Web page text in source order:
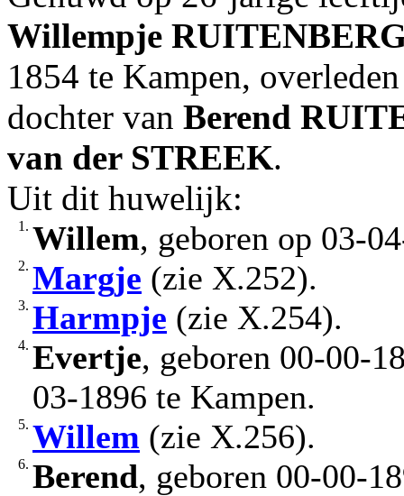
Willempje
1854 te Kampen,
dochter van Berend
van der STREEK.
Uit dit huwelijk:
1. Willem, geboren op 03-
2. Margje (zie X.252).
3. Harmpje (zie X.254).
4. Evertje, geboren 00-00-
03-1896 te Kampen.
5. Willem (zie X.256).
6. Berend, geboren 00-00-